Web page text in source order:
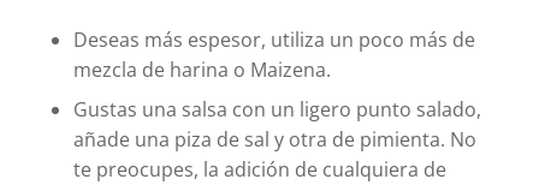
Deseas más espesor, utiliza un poco más de
mezcla de harina o Maizena.
Gustas una salsa con un ligero punto salado,
añade una piza de sal y otra de pimienta. No
te preocupes, la adición de cualquiera de